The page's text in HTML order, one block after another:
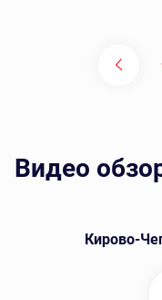
Видео
Кирово-